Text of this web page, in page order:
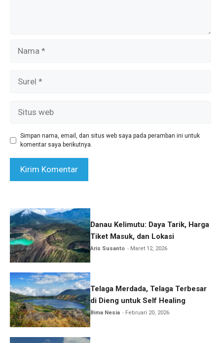
Simpan nama, email, dan situs web saya pada peramban ini untuk
komentar saya berikutnya.
Danau Kelimutu: Daya Tarik, Harga
Tiket Masuk, dan Lokasi
Aris Susanto Maret 12, 2026
Telaga Merdada, Telaga Terbesar
di Dieng untuk Self Healing
Bima Nesia Februari 20, 2026